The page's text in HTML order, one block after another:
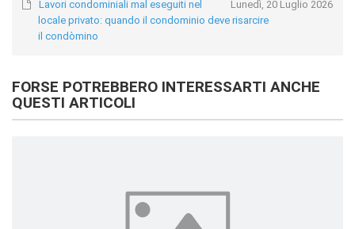
Lunedì, 20 Luglio 2026
Lavori condominiali mal eseguiti nel
locale privato: quando il condominio deve risarcire
il condòmino
FORSE POTREBBERO INTERESSARTI ANCHE
QUESTI ARTICOLI